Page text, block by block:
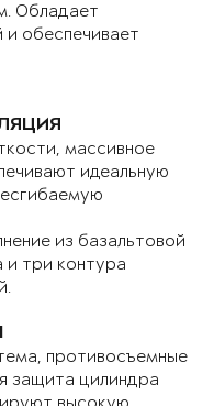
Обладает
обеспечивает
массивное
идеальную
из базальтовой
и три контура
противосъемные
защита цилиндра